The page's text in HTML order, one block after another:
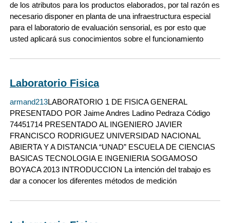
de los atributos para los productos elaborados, por tal razón es
necesario disponer en planta de una infraestructura especial
para el laboratorio de evaluación sensorial, es por esto que
usted aplicará sus conocimientos sobre el funcionamiento
Laboratorio Fisica
armand213LABORATORIO 1 DE FISICA GENERAL
PRESENTADO POR Jaime Andres Ladino Pedraza Código
74451714 PRESENTADO AL INGENIERO JAVIER
FRANCISCO RODRIGUEZ UNIVERSIDAD NACIONAL
ABIERTA Y A DISTANCIA “UNAD” ESCUELA DE CIENCIAS
BASICAS TECNOLOGIA E INGENIERIA SOGAMOSO
BOYACA 2013 INTRODUCCION La intención del trabajo es
dar a conocer los diferentes métodos de medición